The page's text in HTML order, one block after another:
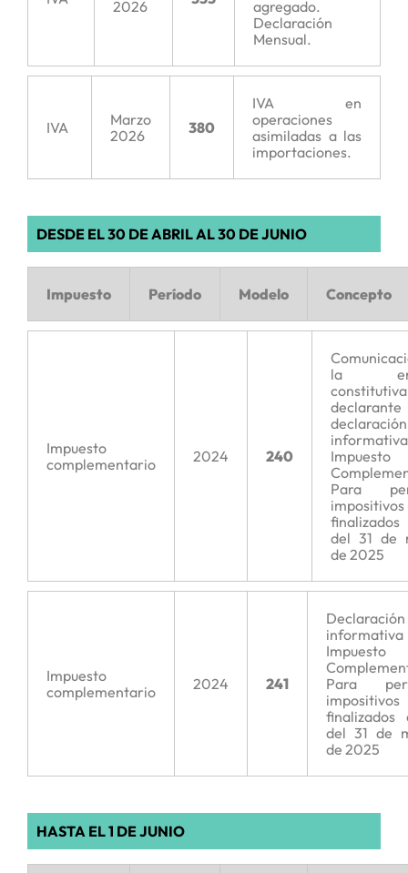
2026
agregado.
Declaración
Mensual.
IVA
Marzo
2026
380
IVA en
operaciones
asimiladas a las
importaciones.
DESDE EL 30 DE ABRIL AL 30 DE JUNIO
Impuesto Período Modelo Concepto
Impuesto
complementario
2024 240
la
constitutiva
declaración
Impuesto
Para
impositivos
del 31 de
de 2025
Impuesto
complementario
2024 241
Declaración
Impuesto
Para
impositivos
finalizados
del 31 de
de 2025
HASTA EL 1 DE JUNIO